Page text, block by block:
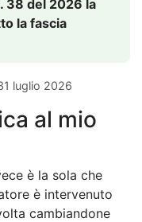
38 del 2026 la
la fascia
luglio 2026
al mio
è la sola che
è intervenuto
cambiandone